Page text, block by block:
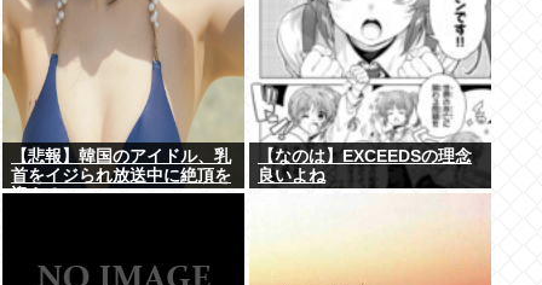
【悲報】韓国のアイドル、乳
首をイジられ放送中に絶頂を
迎える...
【なのは】EXCEEDSの理念
良いよね